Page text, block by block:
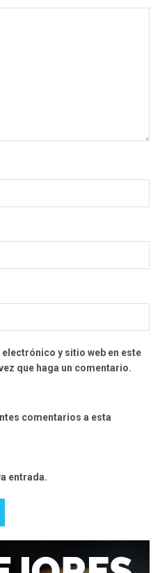
y sitio web en este
que haga un comentario.
comentarios a esta
entrada.